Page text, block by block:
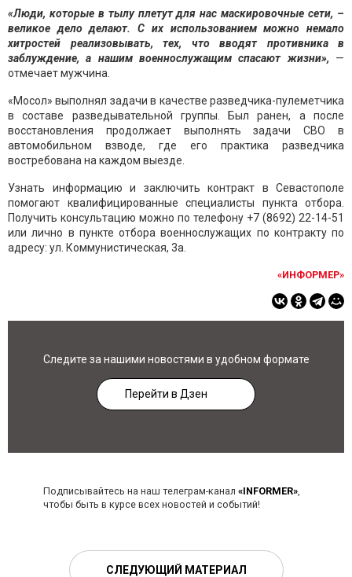
«Люди, которые в тылу плетут для нас маскировочные сети, –
великое дело делают. С их использованием можно немало
хитростей реализовывать, тех, что вводят противника в
заблуждение, а нашим военнослужащим спасают жизни», —
отмечает мужчина.
«Мосол» выполнял задачи в качестве разведчика-пулеметчика
в составе разведывательной группы. Был ранен, а после
восстановления продолжает выполнять задачи СВО в
автомобильном взводе, где его практика разведчика
востребована на каждом выезде.
Узнать информацию и заключить контракт в Севастополе
помогают квалифицированные специалисты пункта отбора.
Получить консультацию можно по телефону +7 (8692) 22-14-51
или лично в пункте отбора военнослужащих по контракту по
адресу: ул. Коммунистическая, 3а.
«ИНФОРМЕР»
Следите за нашими новостями в удобном формате
Перейти в Дзен
Подписывайтесь на наш телеграм-канал «INFORMER»,
чтобы быть в курсе всех новостей и событий!
СЛЕДУЮЩИЙ МАТЕРИАЛ